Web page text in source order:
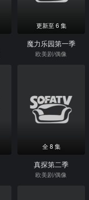
更新至 6 集
魔力乐园第一季
欧美剧/偶像
全 8 集
真探第二季
欧美剧/偶像